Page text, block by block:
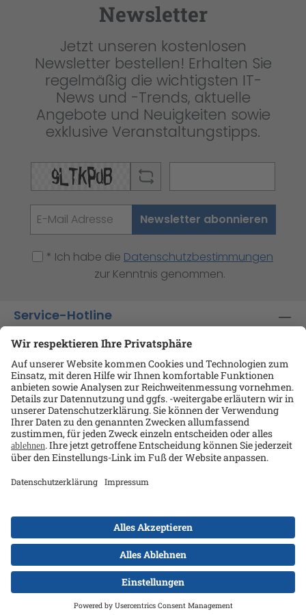
Newsletter
Jetzt unseren kostenlosen
Newsletter bestellen! Erhalten Sie
regelmäßig die wichtigsten IT-
News und -Trends, aktuelle
Angebote und Neuigkeiten sowie
exklusive Veranstaltungstipps.
Newsletter abonnieren
* Ich habe die Datenschutzbestimmungen
zur Kenntnis genommen.
Service-Hotline
Shop-Service
Informationen
Ansprechpartner
Kontakt
Alle Preise exkl. gesetzl. Mehrwertsteuer zzgl.
Versandkostenund ggf. Nachnahmegebühren, wenn
nicht anders angegeben.